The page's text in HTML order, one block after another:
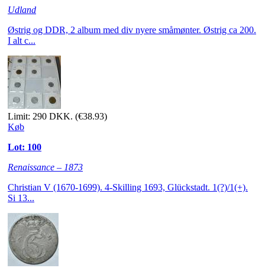
Udland
Østrig og DDR, 2 album med div nyere småmønter. Østrig ca 200.
I alt c...
Limit: 290 DKK. (€38.93)
Køb
Lot: 100
Renaissance – 1873
Christian V (1670-1699). 4-Skilling 1693, Glückstadt. 1(?)/1(+).
Si 13...